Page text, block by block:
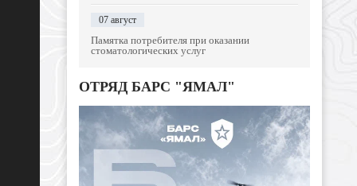
07 август
Памятка потребителя при оказании
стоматологических услуг
ОТРЯД БАРС "ЯМАЛ"